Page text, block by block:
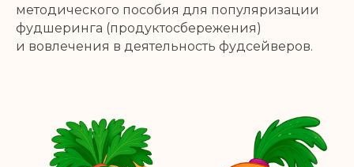
методического пособия для популяризации
фудшеринга (продуктосбережения)
и вовлечения в деятельность фудсейверов.